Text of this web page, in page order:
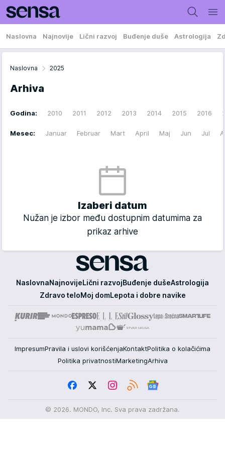
Naslovna Najnovije Lični razvoj Buđenje duše Astrologija
Naslovna 2025
Arhiva
Godina: 2010 2011 2012 2013 2014 2015 2016
Mesec: Januar Februar Mart April Maj Jun Jul
Izaberi datum
Nužan je izbor među dostupnim datumima za
prikaz arhive
Sensa
NaslovnaNajnovijeLični razvojBuđenje dušeAstrologija
Zdravo teloMoj domLepota i dobre navike
ImpresumPravila i uslovi korišćenjaKontaktPolitika o kolačićima
Politika privatnostiMarketingArhiva
© 2026. MONDO, Inc. Sva prava zadržana.